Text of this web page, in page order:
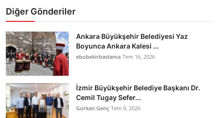
Diğer Gönderiler
Ankara Büyükşehir Belediyesi Yaz
Boyunca Ankara Kalesi ...
ebubekirbastama Tem 16, 2026
İzmir Büyükşehir Belediye Başkanı Dr.
Cemil Tugay Sefer...
Gürkan Genç Tem 9, 2026